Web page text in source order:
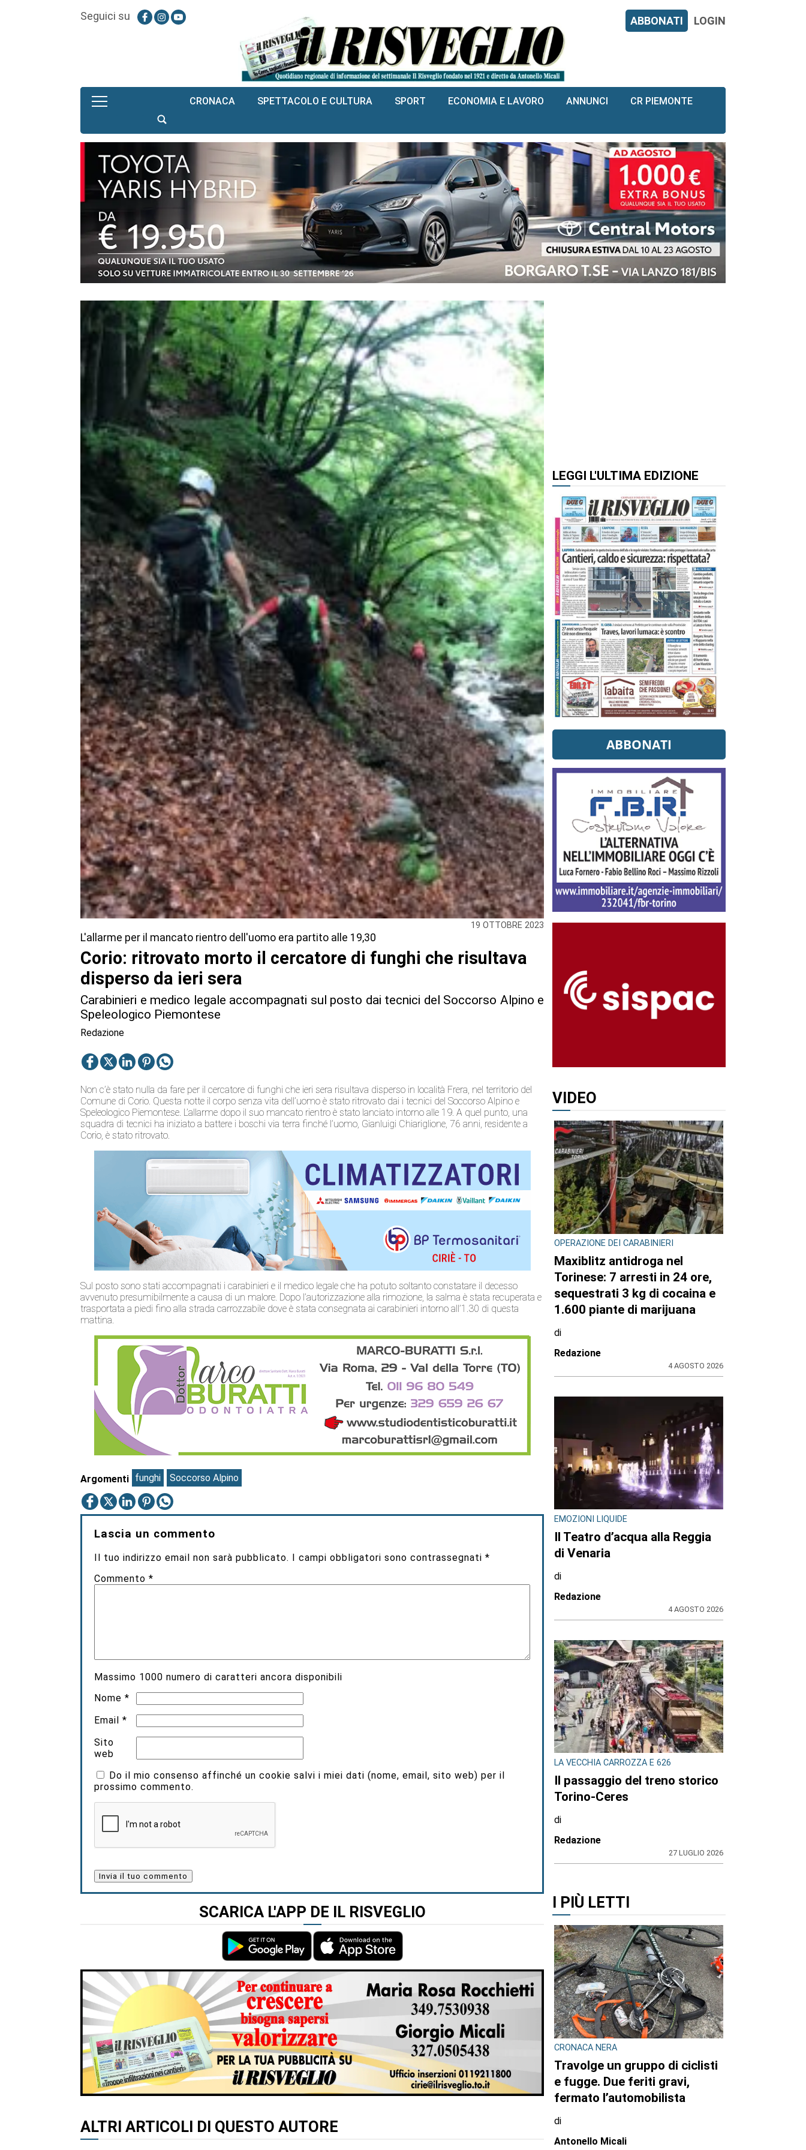
Seguici su ABBONATI LOGIN
CRONACA SPETTACOLO E CULTURA SPORT ECONOMIA E LAVORO ANNUNCI CR PIEMONTE
19 OTTOBRE 2023
L'allarme per il mancato rientro dell'uomo era partito alle 19,30
Corio: ritrovato morto il cercatore di funghi che risultava
disperso da ieri sera
Carabinieri e medico legale accompagnati sul posto dai tecnici del Soccorso Alpino e
Speleologico Piemontese
Redazione
Non c’è stato nulla da fare per il cercatore di funghi che ieri sera risultava disperso in località Frera, nel territorio del
Comune di Corio. Questa notte il corpo senza vita dell’uomo è stato ritrovato dai i tecnici del Soccorso Alpino e
Speleologico Piemontese. L’allarme dopo il suo mancato rientro è stato lanciato intorno alle 19. A quel punto, una
squadra di tecnici ha iniziato a battere i boschi via terra finché l’uomo, Gianluigi Chiariglione, 76 anni, residente a
Corio, è stato ritrovato.
Sul posto sono stati accompagnati i carabinieri e il medico legale che ha potuto soltanto constatare il decesso
avvenuto presumibilmente a causa di un malore. Dopo l’autorizzazione alla rimozione, la salma è stata recuperata e
trasportata a piedi fino alla strada carrozzabile dove è stata consegnata ai carabinieri intorno all’1.30 di questa
mattina.
Argomenti funghi Soccorso Alpino
Lascia un commento
Il tuo indirizzo email non sarà pubblicato. I campi obbligatori sono contrassegnati*
Commento*
Massimo 1000 numero di caratteri ancora disponibili
Nome*
Email*
Sito
web
Do il mio consenso affinché un cookie salvi i miei dati (nome, email, sito web) per il
prossimo commento.
SCARICA L'APP DE IL RISVEGLIO
ALTRI ARTICOLI DI QUESTO AUTORE
LEGGI L'ULTIMA EDIZIONE
ABBONATI
VIDEO
OPERAZIONE DEI CARABINIERI
Maxiblitz antidroga nel
Torinese: 7 arresti in 24 ore,
sequestrati 3 kg di cocaina e
1.600 piante di marijuana
di
Redazione
4 AGOSTO 2026
EMOZIONI LIQUIDE
Il Teatro d’acqua alla Reggia
di Venaria
di
Redazione
4 AGOSTO 2026
LA VECCHIA CARROZZA E 626
Il passaggio del treno storico
Torino-Ceres
di
Redazione
27 LUGLIO 2026
I PIÙ LETTI
CRONACA NERA
Travolge un gruppo di ciclisti
e fugge. Due feriti gravi,
fermato l’automobilista
di
Antonello Micali